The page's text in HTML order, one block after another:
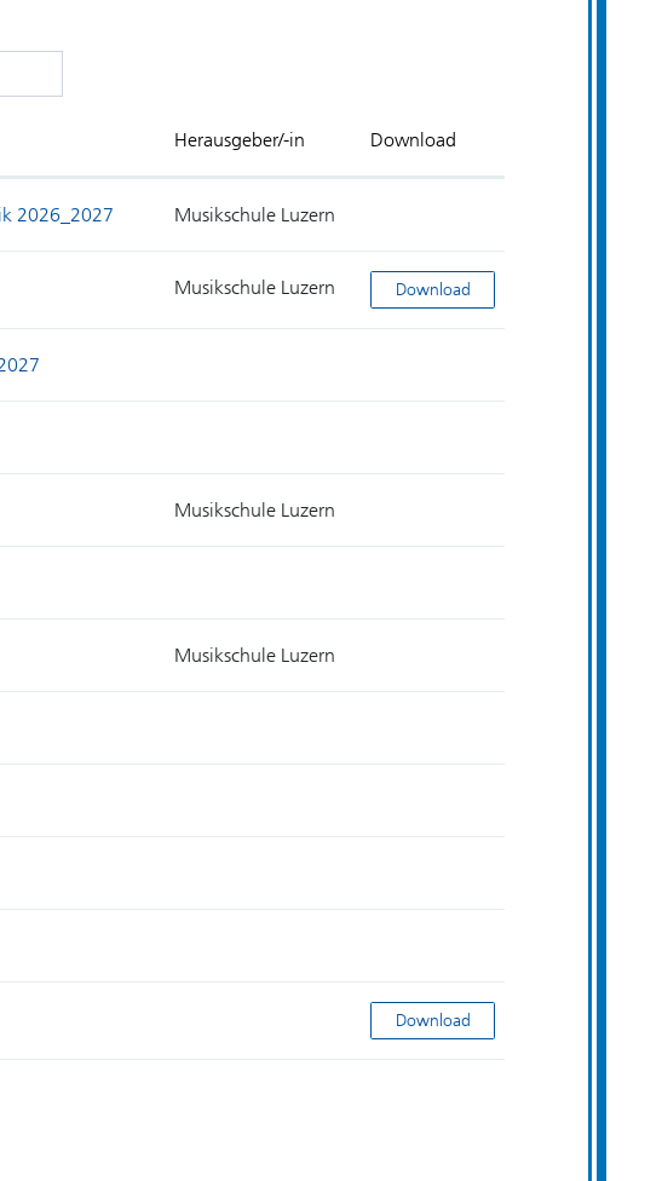
Herausgeber/-in Download
2026_2027 Musikschule Luzern
Musikschule Luzern Anmeldung Erwachsene
Download
Musikschule Luzern
Musikschule Luzern
The Myspace
Download